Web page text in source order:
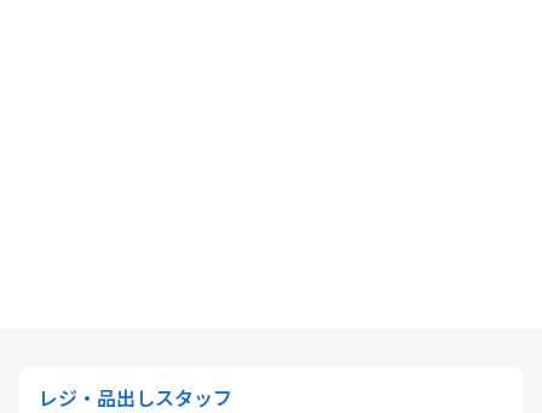
レジ・品出しスタッフ